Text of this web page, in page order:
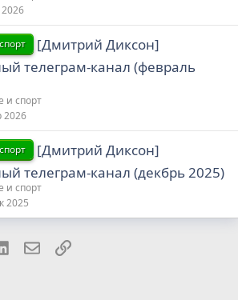
[Дмитрий Диксон]
телеграм-канал (февраль
и спорт
2026
[Дмитрий Диксон]
телеграм-канал (декбрь 2025)
и спорт
2025
LinkedInЭлектронная почта
Ссылка